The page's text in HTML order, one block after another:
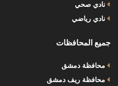
نادي صحي
نادي رياضي
جميع المحافظات
محافظة دمشق
محافظة ريف دمشق